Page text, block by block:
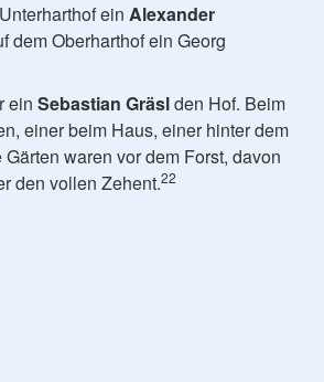
ein Alexander
dem Oberharthof ein Georg
ein Sebastian Gräslden Hof. Beim
einer beim Haus, einer hinter dem
waren vor dem Forst, davon
den vollen Zehent.22